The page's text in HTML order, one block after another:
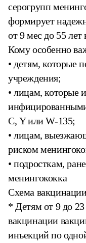
серогрупп
формирует
от 9 мес до 55
Кому особенно
• детям, которые
учреждения;
• лицам, которые
С, Y или W-135;
• лицам,
риском
• подросткам,
менингококка
Схема
* Детям от 9 до
вакцинации
инъекций по